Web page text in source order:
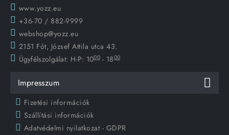
www.yozz.eu
+36-70 / 882-9999
webshop@yozz.eu
2151 Fót, József Attila utca 43.
Ügyfélszolgálat: H-P: 1000 - 1800
Impresszum
Fizetési információk
Szállítási információk
Adatvédelmi nyilatkozat - GDPR